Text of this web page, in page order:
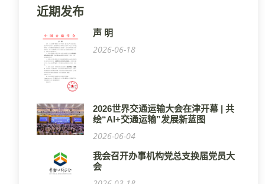
近期发布
声 明
2026-06-18
2026世界交通运输大会在津开幕 | 共
绘“AI+交通运输”发展新蓝图
2026-06-04
我会召开办事机构党总支换届党员大
会